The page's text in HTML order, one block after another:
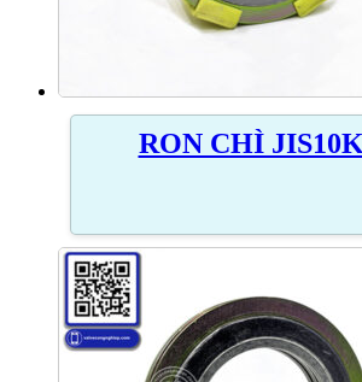
RON CHÌ JIS10K